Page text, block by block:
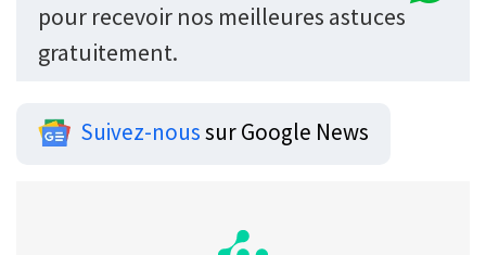
pour recevoir nos meilleures astuces
gratuitement.
Suivez-noussur Google News